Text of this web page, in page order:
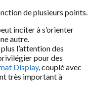
de plusieurs points.
inciter à s’orienter
autre.
l’attention des
pour des
Display, couplé avec
très important à